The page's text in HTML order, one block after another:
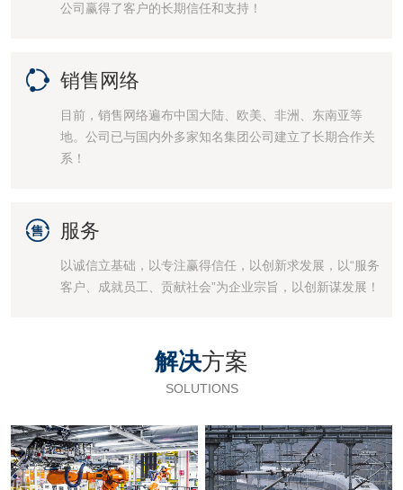
公司赢得了客户的长期信任和支持！
 销售网络
目前，销售网络遍布中国大陆、欧美、非洲、东南亚等
地。公司已与国内外多家知名集团公司建立了长期合作关
系！
 服务
以诚信立基础，以专注赢得信任，以创新求发展，以“服务
客户、成就员工、贡献社会”为企业宗旨，以创新谋发展！
解决方案
SOLUTIONS